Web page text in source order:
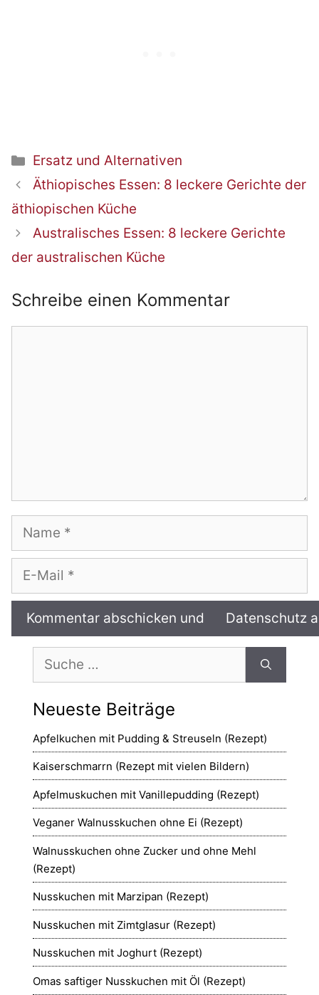
Kategorien
Ersatz und Alternativen
Beitrags-
Navigation
Äthiopisches Essen: 8 leckere Gerichte der
äthiopischen Küche
Australisches Essen: 8 leckere Gerichte
der australischen Küche
Schreibe einen Kommentar
Name
E-
Mail
nach:
Neueste Beiträge
Apfelkuchen mit Pudding & Streuseln (Rezept)
Kaiserschmarrn (Rezept mit vielen Bildern)
Apfelmuskuchen mit Vanillepudding (Rezept)
Veganer Walnusskuchen ohne Ei (Rezept)
Walnusskuchen ohne Zucker und ohne Mehl
(Rezept)
Nusskuchen mit Marzipan (Rezept)
Nusskuchen mit Zimtglasur (Rezept)
Nusskuchen mit Joghurt (Rezept)
Omas saftiger Nusskuchen mit Öl (Rezept)